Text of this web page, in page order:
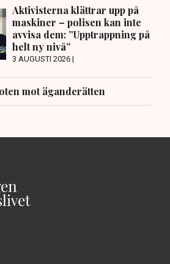
Aktivisterna klättrar upp på
maskiner – polisen kan inte
avvisa dem: ”Upptrappning på
helt ny nivå”
3 AUGUSTI 2026 |
mot äganderätten